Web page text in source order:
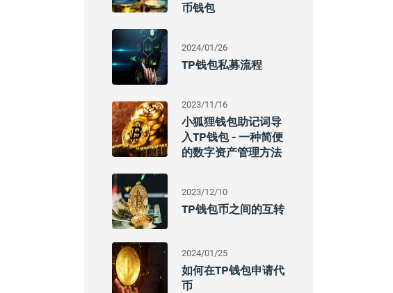
币钱包
2024/01/26
TP钱包私募流程
2023/11/16
小狐狸钱包助记词导
入TP钱包 - 一种简便
的数字资产管理方法
2023/12/10
TP钱包币之间的互转
2024/01/25
如何在TP钱包申请代
币